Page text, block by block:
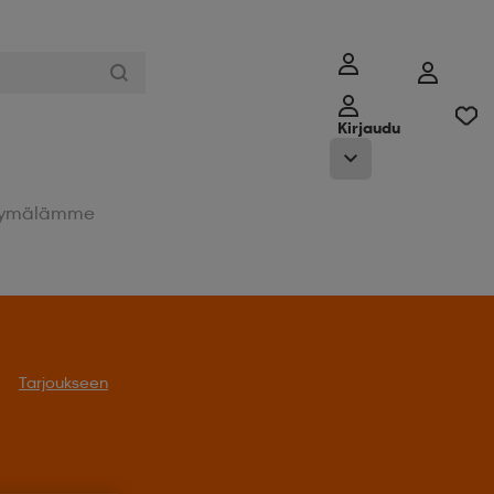
Kirjaudu
Tarjoukseen